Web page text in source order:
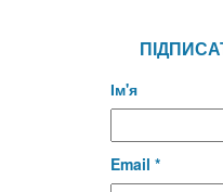
Ім'я
Email *